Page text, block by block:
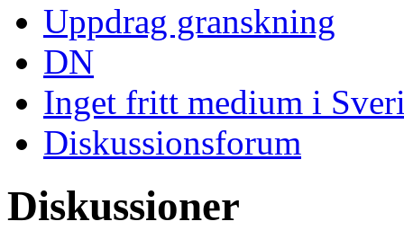
Uppdrag granskning
DN
Inget fritt medium i
Diskussionsforum
Diskussioner